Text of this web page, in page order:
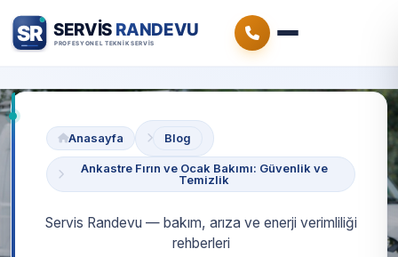
Anasayfa Blog
Ankastre Fırın ve Ocak Bakımı: Güvenlik ve
Temizlik
Servis Randevu — bakım, arıza ve enerji verimliliği
rehberleri